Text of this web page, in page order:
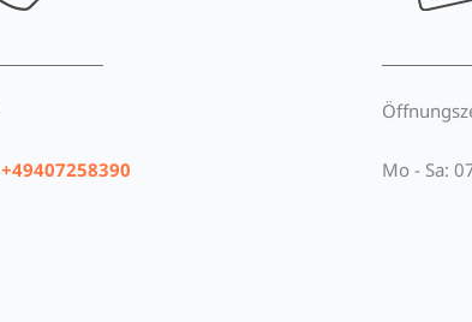
+49407258390 Mo - Sa: